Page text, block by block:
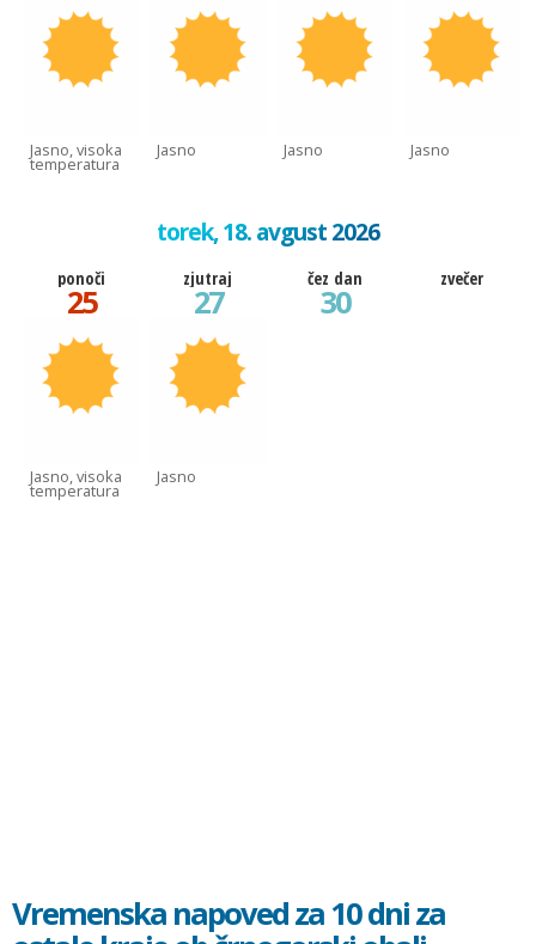
Jasno, visoka
temperatura
Jasno Jasno Jasno
torek, 18. avgust 2026
ponoči
25
Jasno, visoka
temperatura
zjutraj
27
Jasno
čez dan
30
zvečer
Vremenska napoved za 10 dni za